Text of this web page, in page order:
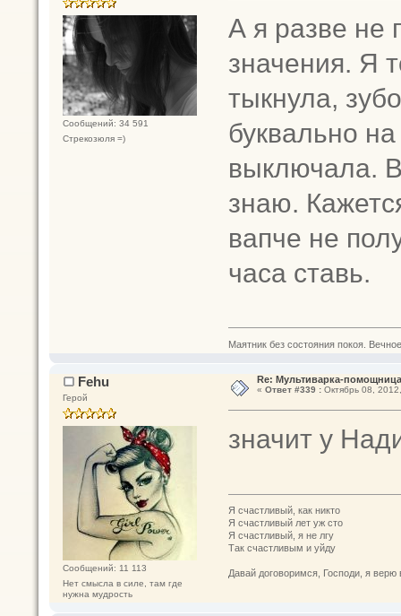
Сообщений: 34 591
Стрекозюля =)
А я разве не
значения. Я
тыкнула,
буквально
выключала.
знаю.
вапче не
часа ставь.
Маятник без состояния покоя. Вечное
Fehu
Герой
Сообщений: 11 113
Нет смысла в силе, там где
нужна мудрость
Re: Мультиварка-
« Ответ #339 :Октябрь 08,
значит у
Я счастливый, как никто
Я счастливый лет уж сто
Я счастливый, я не лгу
Так счастливым и уйду
Давай договоримся, Господи, я